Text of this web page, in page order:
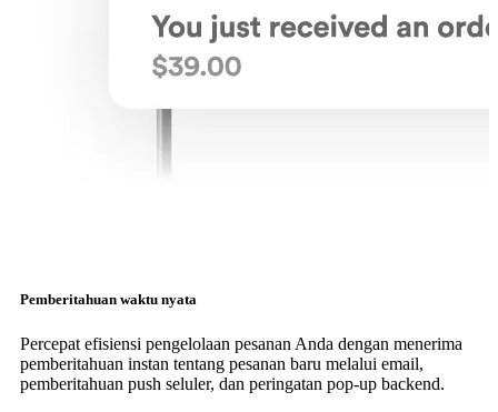
Pemberitahuan waktu nyata
Percepat efisiensi pengelolaan pesanan Anda dengan menerima
pemberitahuan instan tentang pesanan baru melalui email,
pemberitahuan push seluler, dan peringatan pop-up backend.